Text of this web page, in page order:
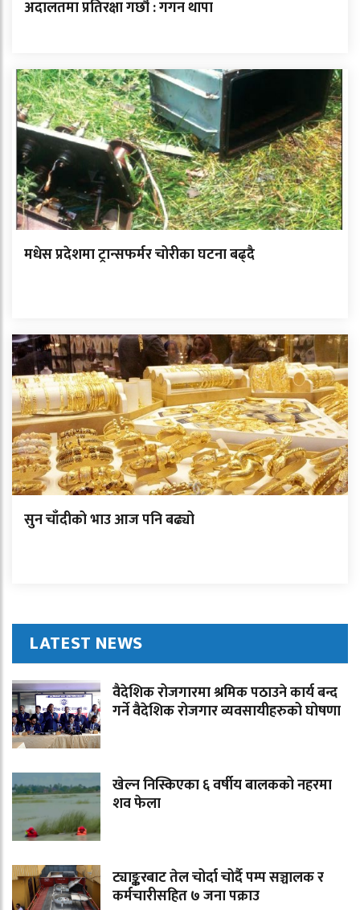
अदालतमा प्रतिरक्षा गर्छौ : गगन थापा
मधेस प्रदेशमा ट्रान्सफर्मर चोरीका घटना बढ्दै
सुन चाँदीको भाउ आज पनि बढ्यो
LATEST NEWS
वैदेशिक रोजगारमा श्रमिक पठाउने कार्य बन्द
गर्ने वैदेशिक रोजगार व्यवसायीहरुको घोषणा
खेल्न निस्किएका ६ वर्षीय बालकको नहरमा
शव फेला
ट्याङ्करबाट तेल चोर्दा चोर्दै पम्प सञ्चालक र
कर्मचारीसहित ७ जना पक्राउ